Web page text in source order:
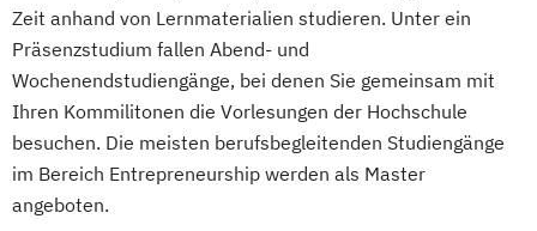
Zeit anhand von Lernmaterialien studieren. Unter ein
Präsenzstudium fallen Abend- und
Wochenendstudiengänge, bei denen Sie gemeinsam mit
Ihren Kommilitonen die Vorlesungen der Hochschule
besuchen. Die meisten berufsbegleitenden Studiengänge
im Bereich Entrepreneurship werden als Master
angeboten.